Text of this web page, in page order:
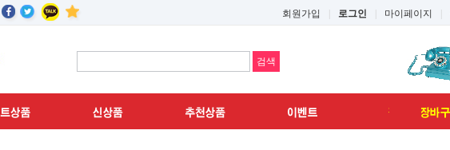
회원가입 로그인 마이페이지